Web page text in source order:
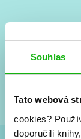
Souhlas
Tato webová
cookies?
doporučili
Vše kolem